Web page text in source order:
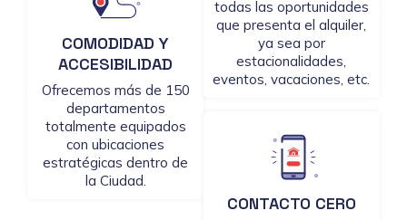
COMODIDAD Y
ACCESIBILIDAD
Ofrecemos más de 150
departamentos
totalmente equipados
con ubicaciones
estratégicas dentro de
la Ciudad.
todas las oportunidades
que presenta el alquiler,
ya sea por
estacionalidades,
eventos, vacaciones, etc.
CONTACTO CERO